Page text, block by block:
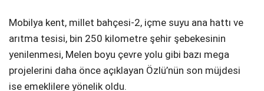
Mobilya kent, millet bahçesi-2, içme suyu ana hattı ve
arıtma tesisi, bin 250 kilometre şehir şebekesinin
yenilenmesi, Melen boyu çevre yolu gibi bazı mega
projelerini daha önce açıklayan Özlü’nün son müjdesi
ise emeklilere yönelik oldu.